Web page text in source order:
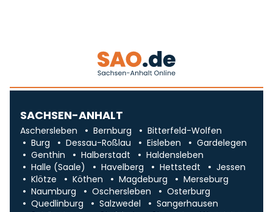
SACHSEN-ANHALT
Aschersleben Bernburg
Bitterfeld-Wolfen
Burg
Dessau-Roßlau Eisleben
Gardelegen
Genthin
Halberstadt
Haldensleben
Halle (Saale)
Havelberg Hettstedt
Jessen
Klötze
Köthen Magdeburg
Merseburg
Naumburg
Oschersleben
Osterburg
Quedlinburg
Salzwedel
Sangerhausen